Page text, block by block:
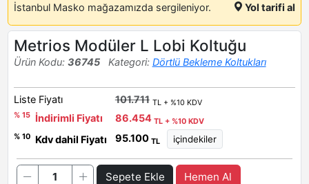
İstanbul Masko mağazamızda sergileniyor. Yol tarifi al
Metrios Modüler L Lobi Koltuğu
Ürün Kodu: 36745 Kategori: Dörtlü Bekleme Koltukları
Liste Fiyatı 101.711 TL + %10 KDV
% 15
İndirimli Fiyatı 86.454 TL + %10 KDV
% 10
Kdv dahil Fiyatı 95.100 TL
Sepete Ekle Hemen Al